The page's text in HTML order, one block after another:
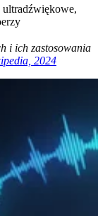
ultradźwiękowe,
i ich zastosowania
2024